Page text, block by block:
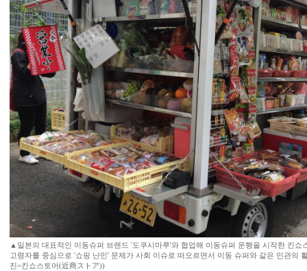
▲일본의 대표적인 이동슈퍼 브랜드 '도쿠시마루'와 협업해 이동슈퍼 운행을 시작한 킨쇼
고령자를 중심으로 '쇼핑 난민' 문제가 사회 이슈로 떠오르면서 이동 슈퍼와 같은 민관의
진=킨쇼스토어(近商ストア))